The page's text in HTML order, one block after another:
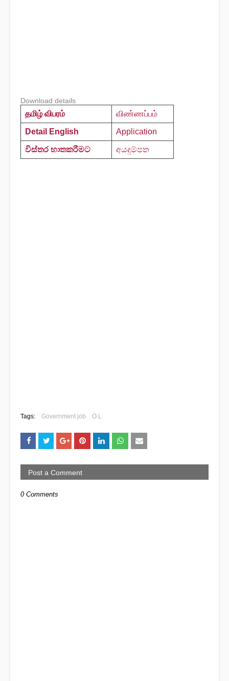
Download details
தமிழ் விபரம் விண்ணப்பம்
Detail English Application
විස්තර භාතකරීමට අයදුම්පත
Tags: Government job O.L
Post a Comment
0 Comments